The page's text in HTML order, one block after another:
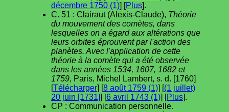
décembre 1750 (1)] [Plus].
C. 51 : Clairaut (Alexis-Claude), Théorie
du mouvement des comètes, dans
lesquelles on a égard aux altérations que
leurs orbites éprouvent par l'action des
planètes. Avec l'application de cette
théorie à la comète qui a été observée
dans les années 1534, 1607, 1682 et
1759, Paris, Michel Lambert, s. d. [1760]
[Télécharger] [8 août 1759 (1)] [(1 juillet)
20 juin [1731]] [6 avril 1743 (1)] [Plus].
CP : Communication personnelle.